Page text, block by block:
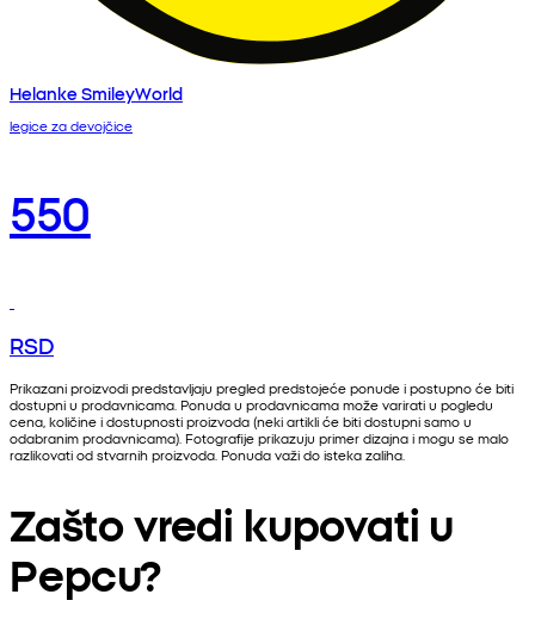
Helanke SmileyWorld
legice za devojčice
550
RSD
Prikazani proizvodi predstavljaju pregled predstojeće ponude i postupno će biti
dostupni u prodavnicama. Ponuda u prodavnicama može varirati u pogledu
cena, količine i dostupnosti proizvoda (neki artikli će biti dostupni samo u
odabranim prodavnicama). Fotografije prikazuju primer dizajna i mogu se malo
razlikovati od stvarnih proizvoda. Ponuda važi do isteka zaliha.
Zašto vredi kupovati u
Pepcu?